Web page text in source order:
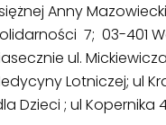
Anny
7; 03-401
ul.
Lotniczej; ul
Dzieci ; ul